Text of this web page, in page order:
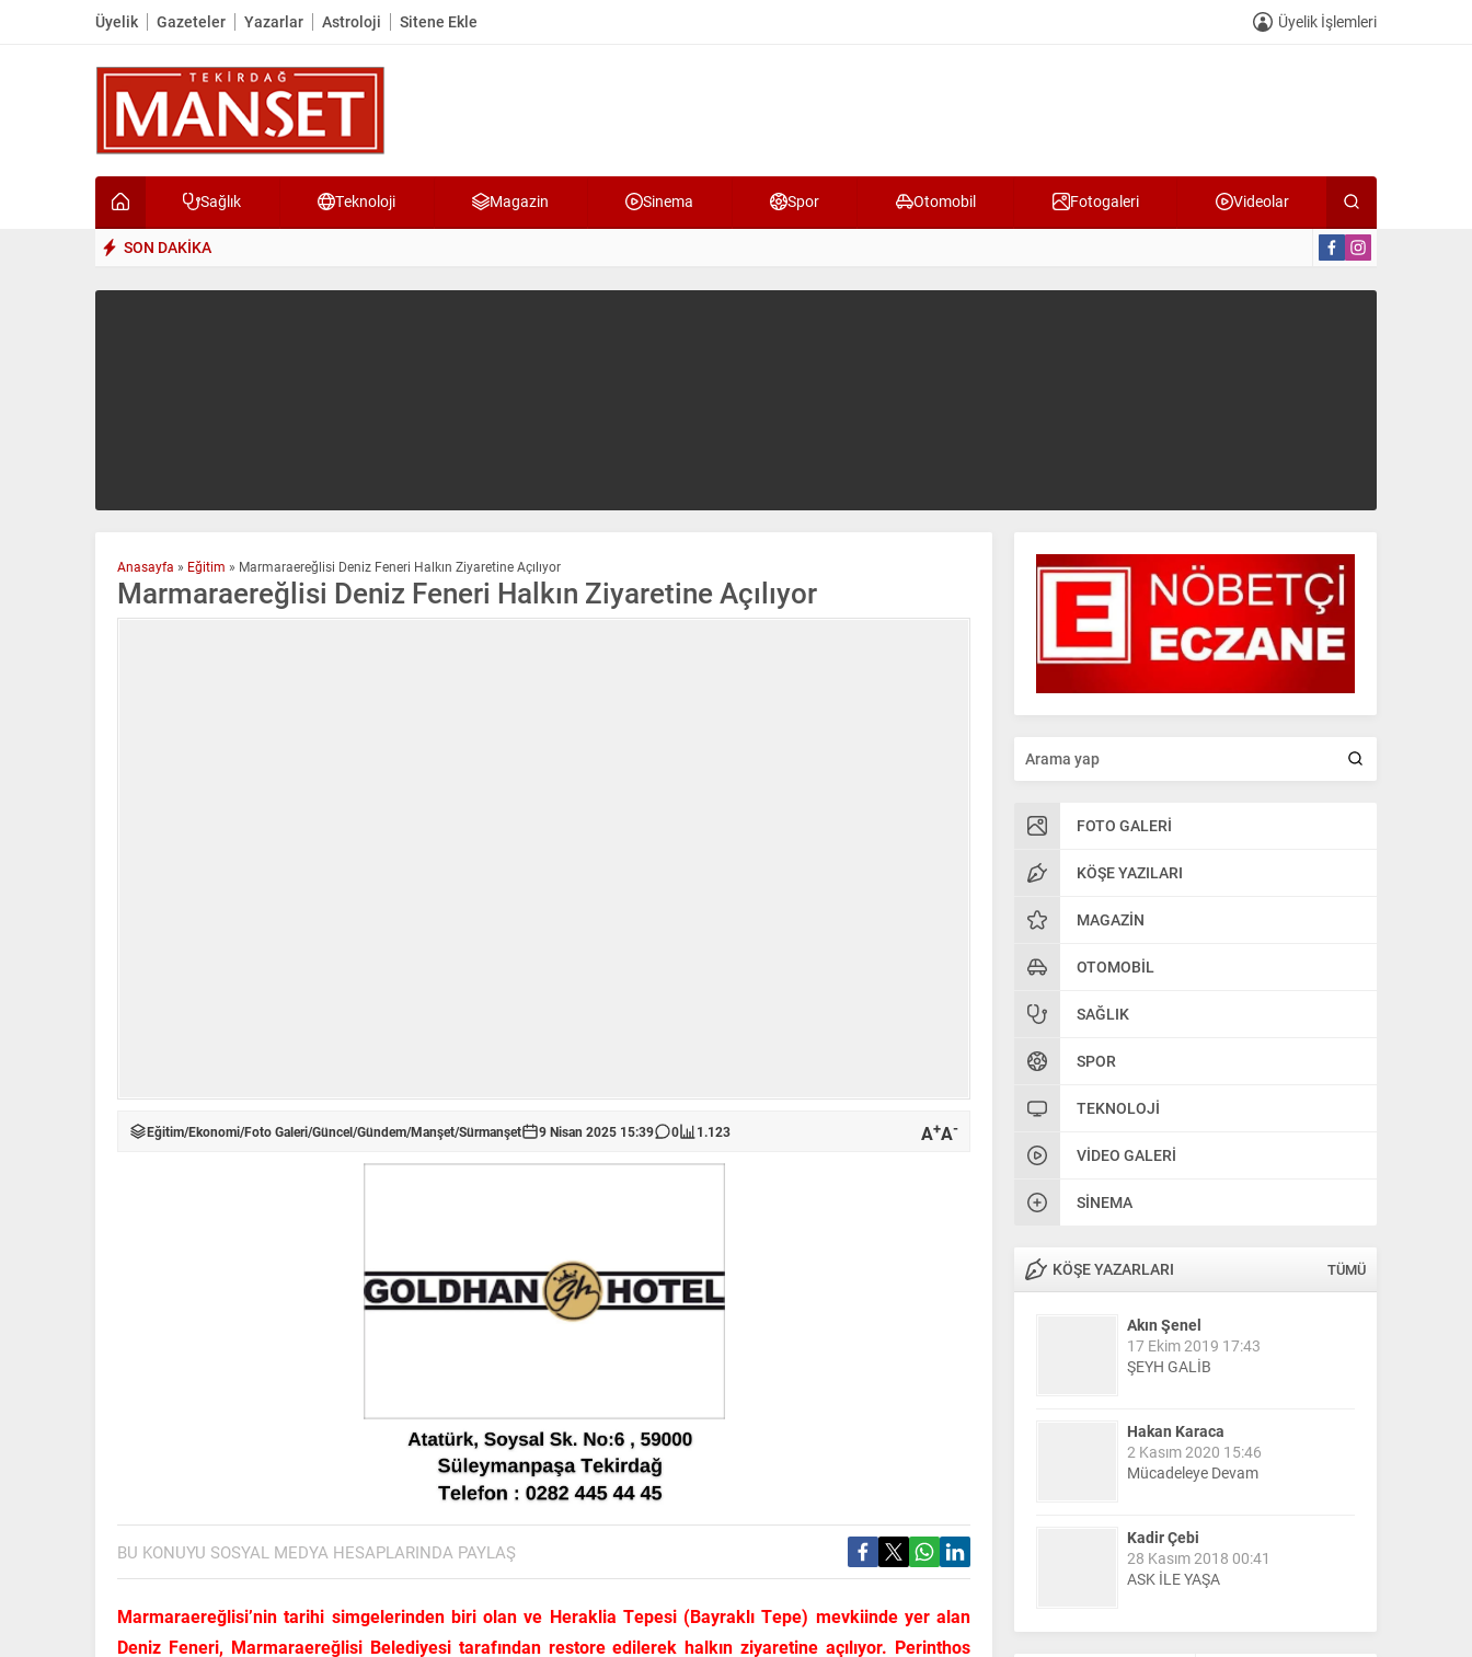
Üyelik Gazeteler Yazarlar Astroloji Sitene Ekle Üyelik İşlemleri
Sağlık Teknoloji Magazin Sinema Spor Otomobil Fotogaleri Videolar
SON DAKİKA
FOTO GALERI
KÖŞE YAZILARI
MAGAZIN
OTOMOBIL
SAĞLIK
SPOR
TEKNOLOJI
VIDEO GALERI
SINEMA
KÖŞE YAZARLARI TÜMÜ
Akın Şenel
17 Ekim 2019 17:43
ŞEYH GALİB
Hakan Karaca
2 Kasım 2020 15:46
Mücadeleye Devam
Kadir Çebi
28 Kasım 2018 00:41
ASK İLE YAŞA
Anasayfa » Eğitim » Marmaraereğlisi Deniz Feneri Halkın Ziyaretine Açılıyor
Marmaraereğlisi Deniz Feneri Halkın Ziyaretine Açılıyor
Eğitim/Ekonomi/Foto Galeri/Güncel/Gündem/Manşet/Sürmanşet 9 Nisan 2025 15:39 0 1.123 A+A-
BU KONUYU SOSYAL MEDYA HESAPLARINDA PAYLAŞ
Marmaraereğlisi’nin tarihi simgelerinden biri olan ve Heraklia Tepesi (Bayraklı Tepe) mevkiinde yer alan
Deniz Feneri, Marmaraereğlisi Belediyesi tarafından restore edilerek halkın ziyaretine açılıyor. Perinthos